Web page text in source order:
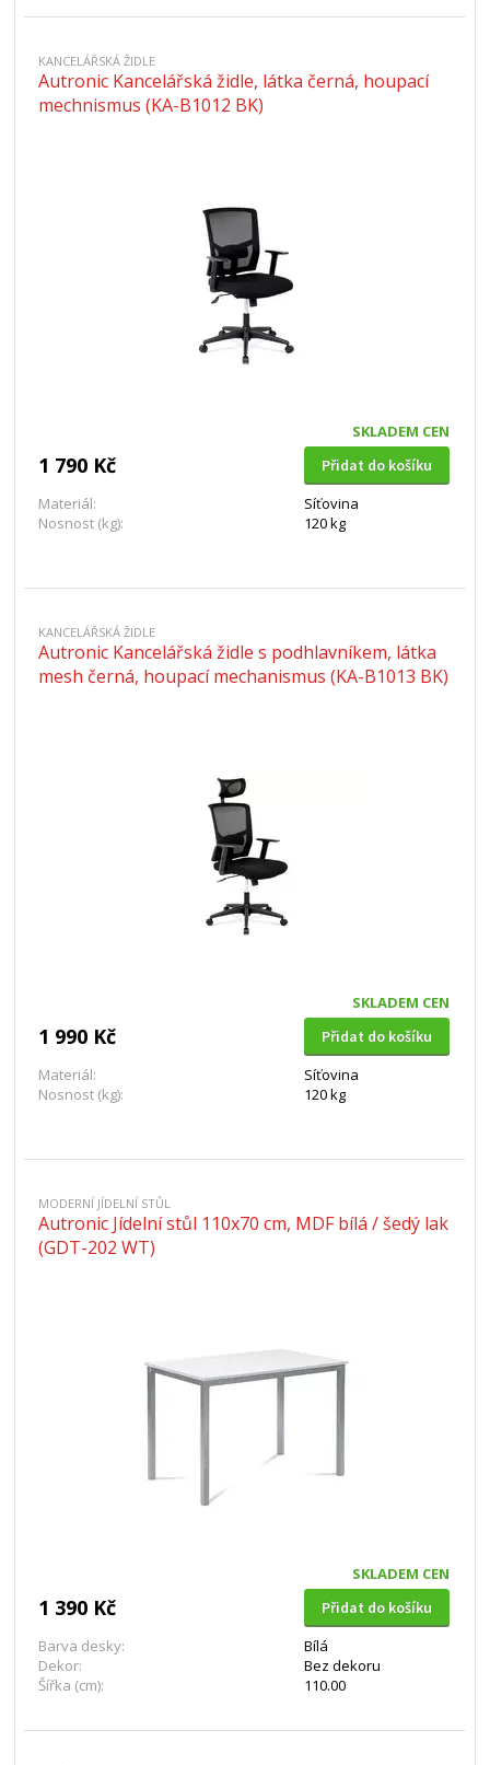
KANCELÁŘSKÁ ŽIDLE
Autronic Kancelářská židle, látka černá, houpací
mechnismus (KA-B1012 BK)
SKLADEM CEN
1 790 Kč
Přidat do košíku
Materiál:
Síťovina
Nosnost (kg):
120 kg
KANCELÁŘSKÁ ŽIDLE
Autronic Kancelářská židle s podhlavníkem, látka
mesh černá, houpací mechanismus (KA-B1013 BK)
SKLADEM CEN
1 990 Kč
Přidat do košíku
Materiál:
Síťovina
Nosnost (kg):
120 kg
MODERNÍ JÍDELNÍ STŮL
Autronic Jídelní stůl 110x70 cm, MDF bílá / šedý lak
(GDT-202 WT)
SKLADEM CEN
1 390 Kč
Přidat do košíku
Barva desky:
Bílá
Dekor:
Bez dekoru
Šířka (cm):
110.00